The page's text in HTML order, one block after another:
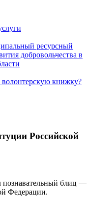
ресурсный
добровольчества в
книжку?
Российской
блиц —
Федерации.